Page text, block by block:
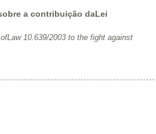
a contribuição daLei
10.639/2003 to the fight against